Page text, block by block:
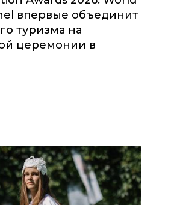
впервые объединит
туризма на
церемонии в